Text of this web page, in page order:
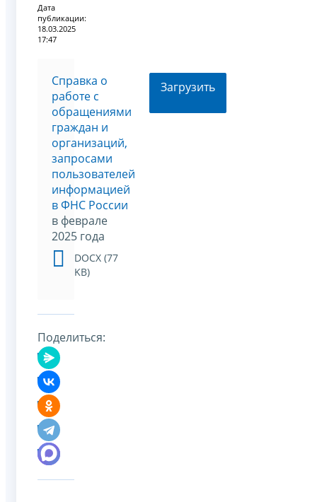
Дата
публикации:
18.03.2025
17:47
Справка о
работе с
обращениями
граждан и
организаций,
запросами
пользователей
информацией
в ФНС России
в феврале
2025 года
DOCX (77
KB)
Загрузить
Поделиться: